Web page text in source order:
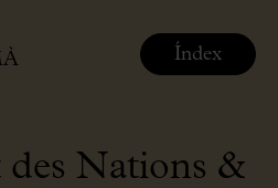
Nations &
Índex